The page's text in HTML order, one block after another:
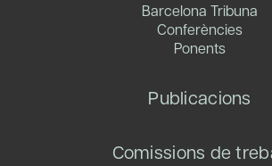
Barcelona Tribuna
Conferències
Ponents
Publicacions
Comissions de